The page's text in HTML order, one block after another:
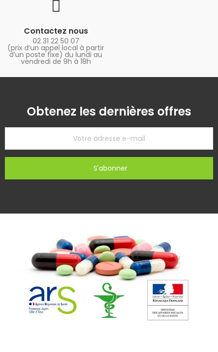
Contactez nous
02 31 22 50 07
(prix d’un appel local à partir
d’un poste fixe) du lundi au
vendredi de 9h à 18h
Obtenez les dernières offres
S'abonner